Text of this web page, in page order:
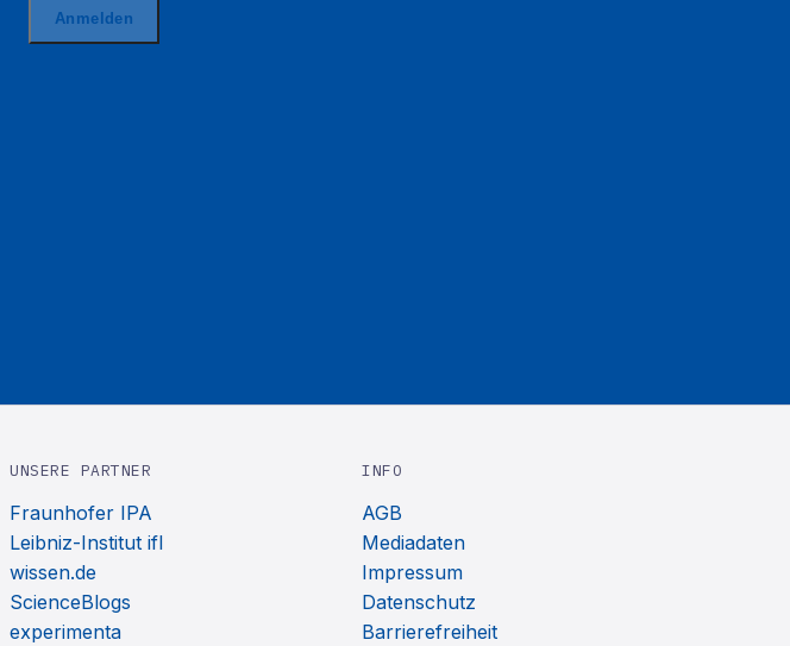
UNSERE PARTNER
Fraunhofer IPA
Leibniz-Institut ifl
wissen.de
ScienceBlogs
experimenta
INFO
AGB
Mediadaten
Impressum
Datenschutz
Barrierefreiheit